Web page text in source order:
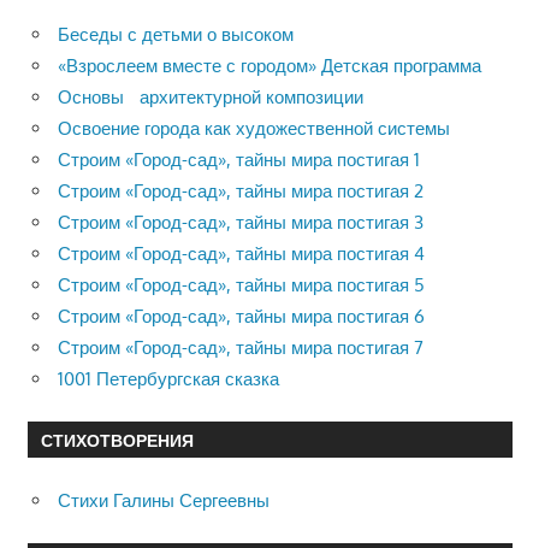
Беседы с детьми о высоком
«Взрослеем вместе с городом» Детская программа
Основы архитектурной композиции
Освоение города как художественной системы
Строим «Город-сад», тайны мира постигая 1
Строим «Город-сад», тайны мира постигая 2
Строим «Город-сад», тайны мира постигая 3
Строим «Город-сад», тайны мира постигая 4
Строим «Город-сад», тайны мира постигая 5
Строим «Город-сад», тайны мира постигая 6
Строим «Город-сад», тайны мира постигая 7
1001 Петербургская сказка
СТИХОТВОРЕНИЯ
Стихи Галины Сергеевны